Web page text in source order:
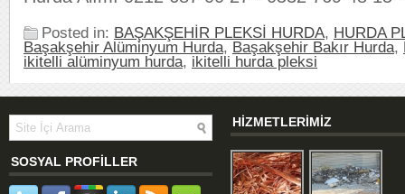
Posted in: BAŞAKŞEHİR PLEKSİ HURDA, HURDA
Başakşehir Alüminyum Hurda, Başakşehir Bakır Hurda,
ikitelli alüminyum hurda, ikitelli hurda pleksi
SOSYAL PROFİLLER
HİZMETLERİMİZ